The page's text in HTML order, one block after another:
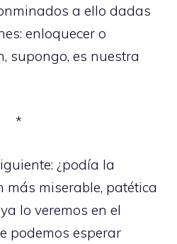
a ello dadas
enloquecer o
supongo, es nuestra
*
¿podía la
miserable, patética
lo veremos en el
podemos esperar